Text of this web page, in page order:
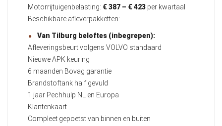
Motorrijtuigenbelasting: € 387 – € 423 per kwartaal
Beschikbare afleverpakketten:
Van Tilburg beloftes (inbegrepen):
Afleveringsbeurt volgens VOLVO standaard
Nieuwe APK keuring
6 maanden Bovag garantie
Brandstoftank half gevuld
1 jaar Pechhulp NL en Europa
Klantenkaart
Compleet gepoetst van binnen en buiten